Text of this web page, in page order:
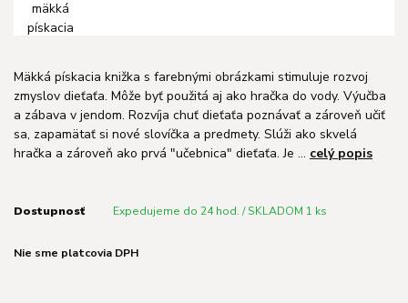
Mäkká pískacia knižka s farebnými obrázkami stimuluje rozvoj
zmyslov dieťaťa. Môže byť použitá aj ako hračka do vody. Výučba
a zábava v jendom. Rozvíja chuť dieťaťa poznávať a zároveň učiť
sa, zapamätať si nové slovíčka a predmety. Slúži ako skvelá
hračka a zároveň ako prvá "učebnica" dieťaťa. Je ... celý popis
Dostupnosť Expedujeme do 24 hod. / SKLADOM 1 ks
Nie sme platcovia DPH